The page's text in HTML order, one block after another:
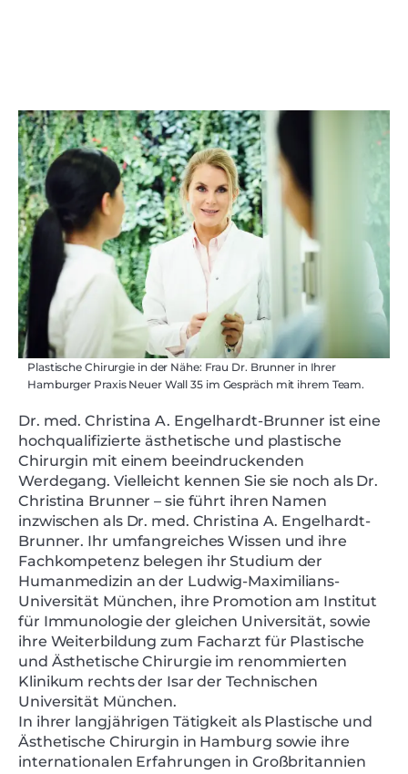
Plastische Chirurgie in der Nähe: Frau Dr. Brunner in Ihrer
Hamburger Praxis Neuer Wall 35 im Gespräch mit ihrem Team.
Dr. med. Christina A. Engelhardt-Brunner ist eine
hochqualifizierte ästhetische und plastische
Chirurgin mit einem beeindruckenden
Werdegang. Vielleicht kennen Sie sie noch als Dr.
Christina Brunner – sie führt ihren Namen
inzwischen als Dr. med. Christina A. Engelhardt-
Brunner. Ihr umfangreiches Wissen und ihre
Fachkompetenz belegen ihr Studium der
Humanmedizin an der Ludwig-Maximilians-
Universität München, ihre Promotion am Institut
für Immunologie der gleichen Universität, sowie
ihre Weiterbildung zum Facharzt für Plastische
und Ästhetische Chirurgie im renommierten
Klinikum rechts der Isar der Technischen
Universität München.
In ihrer langjährigen Tätigkeit als Plastische und
Ästhetische Chirurgin in Hamburg sowie ihre
internationalen Erfahrungen in Groß­britannien